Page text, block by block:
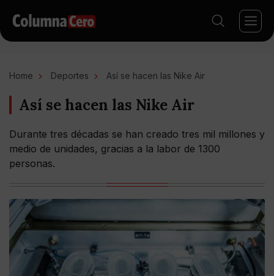
Home Deportes Así se hacen las Nike Air
Así se hacen las Nike Air
Durante tres décadas se han creado tres mil millones y
medio de unidades, gracias a la labor de 1300
personas.